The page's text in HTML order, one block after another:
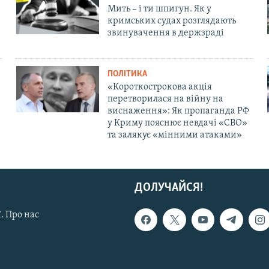
Мить – і ти шпигун. Як у
кримських судах розглядають
звинувачення в держзраді
ПОЛІТИКА
«Короткострокова акція
перетворилася на війну на
виснаження»: Як пропаганда РФ
у Криму пояснює невдачі «СВО»
та залякує «мінними атаками»
ДОЛУЧАЙСЯ!
Про нас